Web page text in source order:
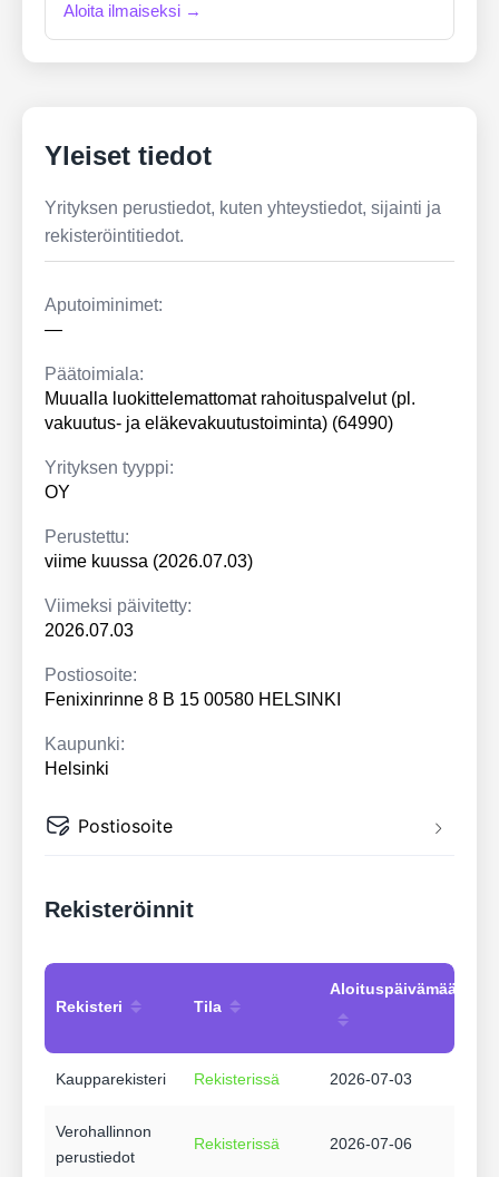
Aloita ilmaiseksi →
Yleiset tiedot
Yrityksen perustiedot, kuten yhteystiedot, sijainti ja
rekisteröintitiedot.
Aputoiminimet:
—
Päätoimiala:
Muualla luokittelemattomat rahoituspalvelut (pl.
vakuutus- ja eläkevakuutustoiminta) (64990)
Yrityksen tyyppi:
OY
Perustettu:
viime kuussa (2026.07.03)
Viimeksi päivitetty:
2026.07.03
Postiosoite:
Fenixinrinne 8 B 15 00580 HELSINKI
Kaupunki:
Helsinki
Postiosoite
Rekisteröinnit
Rekisteri Tila
Aloituspäivämäärä
Kaupparekisteri Rekisterissä 2026-07-03
Verohallinnon
perustiedot
Rekisterissä 2026-07-06